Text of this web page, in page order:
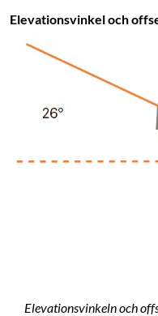
Elevationsvinkel och
Elevationsvinkeln och